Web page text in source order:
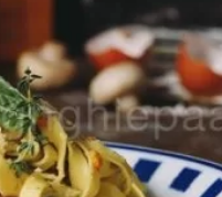
Nghiệp
Sát MEP
Dụng
ECU
Số Tự Động Chuyên Sâu
Chữa Máy Điện
Điện Năng Lượng Mặt